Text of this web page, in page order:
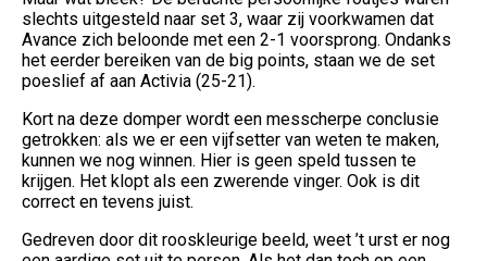
slechts uitgesteld naar set 3, waar zij voorkwamen dat
Avance zich beloonde met een 2-1 voorsprong. Ondanks
het eerder bereiken van de big points, staan we de set
poeslief af aan Activia (25-21).
Kort na deze domper wordt een messcherpe conclusie
getrokken: als we er een vijfsetter van weten te maken,
kunnen we nog winnen. Hier is geen speld tussen te
krijgen. Het klopt als een zwerende vinger. Ook is dit
correct en tevens juist.
Gedreven door dit rooskleurige beeld, weet ’t urst er nog